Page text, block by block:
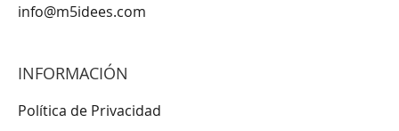
info@m5idees.com
INFORMACIÓN
Política de Privacidad